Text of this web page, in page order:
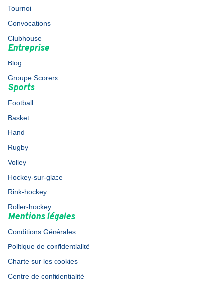
Tournoi
Convocations
Clubhouse
Entreprise
Blog
Groupe Scorers
Sports
Football
Basket
Hand
Rugby
Volley
Hockey-sur-glace
Rink-hockey
Roller-hockey
Mentions légales
Conditions Générales
Politique de confidentialité
Charte sur les cookies
Centre de confidentialité